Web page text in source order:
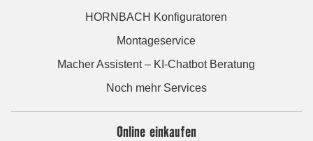
HORNBACH Konfiguratoren
Montageservice
Macher Assistent – KI-Chatbot Beratung
Noch mehr Services
Online einkaufen